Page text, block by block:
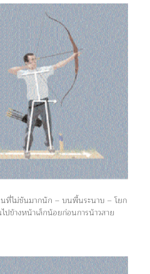
นที่ไม่ชันมากนัก – บนพื้นระนาบ – โยก
ปข้างหน้าเล็กน้อยก่อนการน้าวสาย